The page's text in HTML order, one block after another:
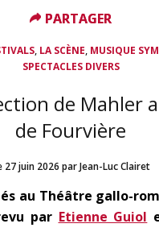
, LA SCÈNE, MUSIQUE
SPECTACLES DIVERS
de Mahler
de Fourvière
27 juin 2026 par Jean-Luc Clairet
au Théâtre gallo-
par Etienne Guiol
PARTAGER
PARTAGER